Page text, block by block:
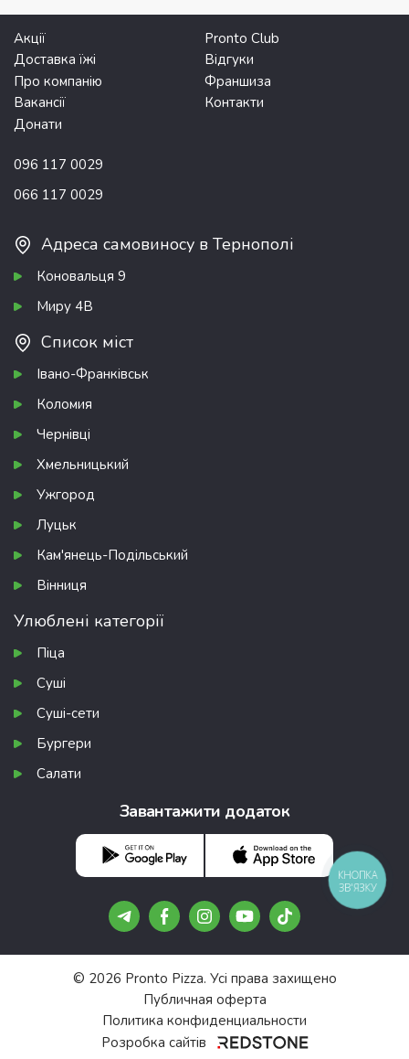
Акції
Pronto Club
Доставка їжі
Відгуки
Про компанію
Франшиза
Вакансії
Контакти
Донати
096 117 0029
066 117 0029
Адреса самовиносу в Тернополі
Коновальця 9
Миру 4В
Список міст
Івано-Франківськ
Коломия
Чернівці
Хмельницький
Ужгород
Луцьк
Кам'янець-Подільський
Вінниця
Улюблені категорії
Піца
Суші
Суші-сети
Бургери
Салати
Завантажити додаток
© 2026 Pronto Pizza. Усі права захищено
Публичная оферта
Политика конфиденциальности
Розробка сайтів
КНОПКА
ЗВ'ЯЗКУ